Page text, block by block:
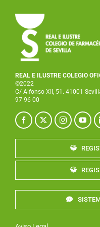
REAL E ILUSTRE COLEGIO
©2022
C/ Alfonso XII, 51. 41001
97 96 00